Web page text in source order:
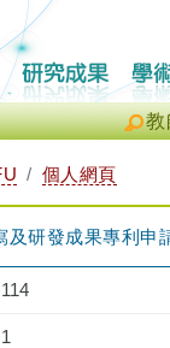
教
個人網頁
及研發成果專利
114
1